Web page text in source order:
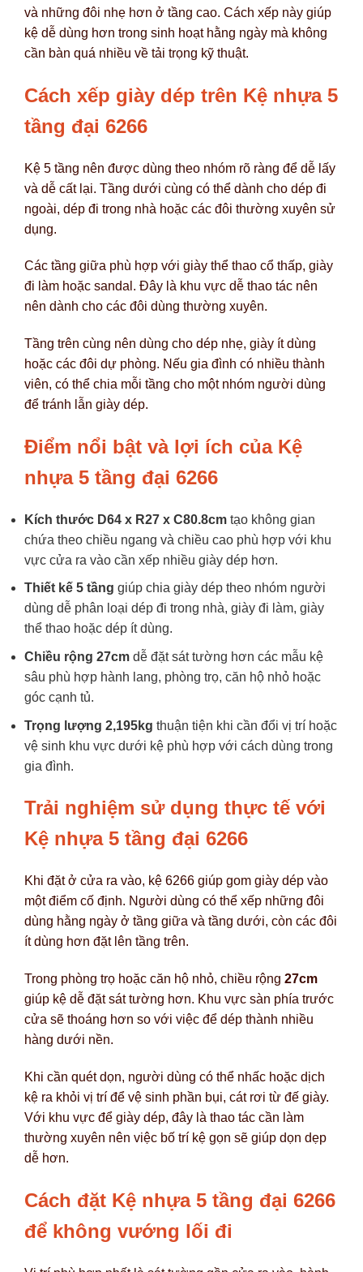
và những đôi nhẹ hơn ở tầng cao. Cách xếp này giúp
kệ dễ dùng hơn trong sinh hoạt hằng ngày mà không
cần bàn quá nhiều về tải trọng kỹ thuật.
Cách xếp giày dép trên Kệ nhựa 5
tầng đại 6266
Kệ 5 tầng nên được dùng theo nhóm rõ ràng để dễ lấy
và dễ cất lại. Tầng dưới cùng có thể dành cho dép đi
ngoài, dép đi trong nhà hoặc các đôi thường xuyên sử
dụng.
Các tầng giữa phù hợp với giày thể thao cổ thấp, giày
đi làm hoặc sandal. Đây là khu vực dễ thao tác nên
nên dành cho các đôi dùng thường xuyên.
Tầng trên cùng nên dùng cho dép nhẹ, giày ít dùng
hoặc các đôi dự phòng. Nếu gia đình có nhiều thành
viên, có thể chia mỗi tầng cho một nhóm người dùng
để tránh lẫn giày dép.
Điểm nổi bật và lợi ích của Kệ
nhựa 5 tầng đại 6266
Kích thước D64 x R27 x C80.8cm tạo không gian
chứa theo chiều ngang và chiều cao phù hợp với khu
vực cửa ra vào cần xếp nhiều giày dép hơn.
Thiết kế 5 tầng giúp chia giày dép theo nhóm người
dùng dễ phân loại dép đi trong nhà, giày đi làm, giày
thể thao hoặc dép ít dùng.
Chiều rộng 27cm dễ đặt sát tường hơn các mẫu kệ
sâu phù hợp hành lang, phòng trọ, căn hộ nhỏ hoặc
góc cạnh tủ.
Trọng lượng 2,195kg thuận tiện khi cần đổi vị trí hoặc
vệ sinh khu vực dưới kệ phù hợp với cách dùng trong
gia đình.
Trải nghiệm sử dụng thực tế với
Kệ nhựa 5 tầng đại 6266
Khi đặt ở cửa ra vào, kệ 6266 giúp gom giày dép vào
một điểm cố định. Người dùng có thể xếp những đôi
dùng hằng ngày ở tầng giữa và tầng dưới, còn các đôi
ít dùng hơn đặt lên tầng trên.
Trong phòng trọ hoặc căn hộ nhỏ, chiều rộng 27cm
giúp kệ dễ đặt sát tường hơn. Khu vực sàn phía trước
cửa sẽ thoáng hơn so với việc để dép thành nhiều
hàng dưới nền.
Khi cần quét dọn, người dùng có thể nhấc hoặc dịch
kệ ra khỏi vị trí để vệ sinh phần bụi, cát rơi từ đế giày.
Với khu vực để giày dép, đây là thao tác cần làm
thường xuyên nên việc bố trí kệ gọn sẽ giúp dọn dẹp
dễ hơn.
Cách đặt Kệ nhựa 5 tầng đại 6266
để không vướng lối đi